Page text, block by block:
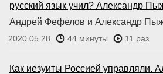
русский язык учил? Александр
Андрей Фефелов и Александр
2020.05.28 44 минуты 11 раз
Как иезуиты Россией управляли.